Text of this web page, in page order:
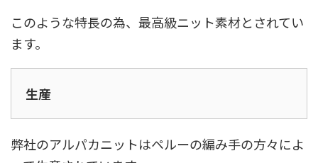
このような特長の為、最高級ニット素材とされてい
ます。
生産
弊社のアルパカニットはペルーの編み手の方々によ